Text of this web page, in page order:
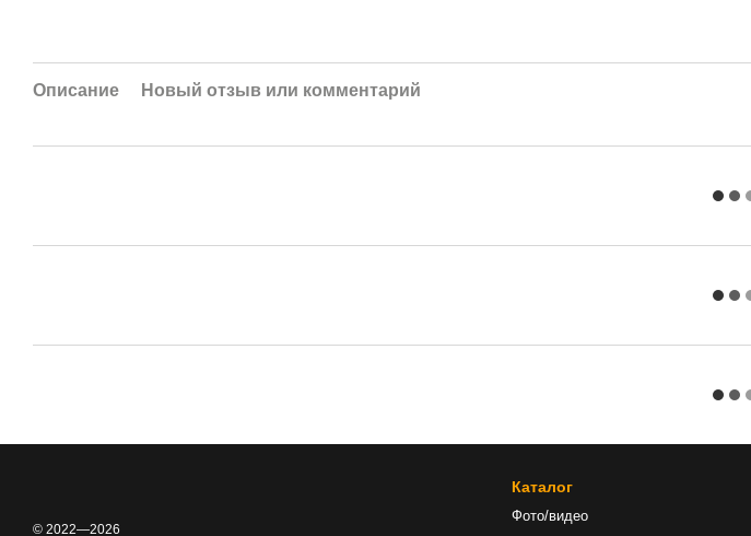
Описание Новый отзыв или комментарий
© 2022—2026
Каталог
Фото/видео